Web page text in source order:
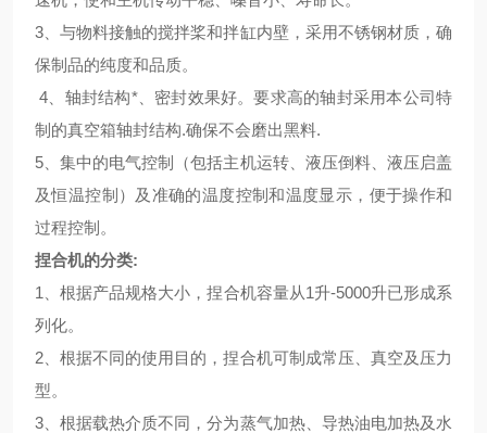
3 、与物料接触的搅拌桨和拌缸内壁，采用不锈钢材质，确
保制品的纯度和品质。
4 、轴封结构*、密封效果好。要求高的轴封采用本公司特
制的真空箱轴封结构.确保不会磨出黑料.
5 、集中的电气控制（包括主机运转、液压倒料、液压启盖
及恒温控制）及准确的温度控制和温度显示，便于操作和
过程控制。
捏合机的分类:
1
、根据产品规格大小，捏合机容量从1升-5000升已形成系
列化。
2 、根据不同的使用目的，捏合机可制成常压、真空及压力
型。
3 、根据载热介质不同，分为蒸气加热、 导热油电加热及水